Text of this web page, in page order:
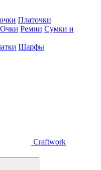
Платочки
Очки Ремни Сумки и
Шарфы
Craftwork